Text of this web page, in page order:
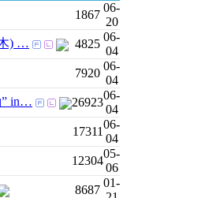
1867
06-
20
) … 4825
06-
04
7920
06-
04
” in… 26923
06-
04
17311
06-
04
12304
05-
06
8687
01-